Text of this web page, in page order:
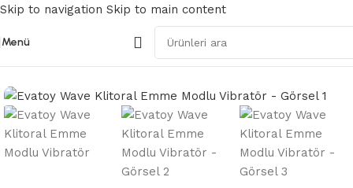
Skip to navigation Skip to main content
Menü
Modern Vibratörler